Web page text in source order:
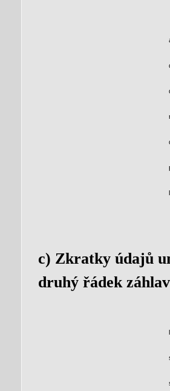
c) Zkratky údajů
druhý řádek